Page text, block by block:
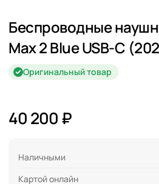
Беспроводные
Max 2 Blue USB-C
Оригинальный товар
40 200 ₽
Наличными
Картой онлайн